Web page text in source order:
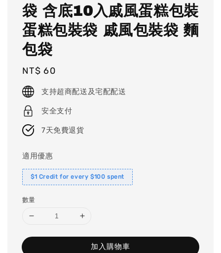
袋 含底10入戚風蛋糕包裝
蛋糕包裝袋 戚風包裝袋 麵
包袋
Regular
price
NT$ 60
支持超商配送及宅配配送
安全支付
7天免費退貨
適用優惠
$1 Credit for every $100 spent
數量
加入購物車